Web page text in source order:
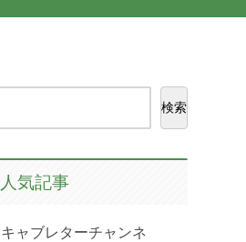
検索
人気記事
キャブレターチャンネ